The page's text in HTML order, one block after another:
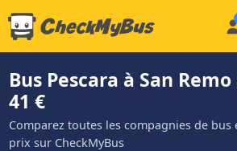
Bus Pescara à San
41 €
Comparez toutes les compagnies de
prix sur CheckMyBus